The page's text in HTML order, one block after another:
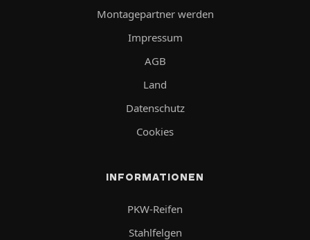
Montagepartner werden
Impressum
AGB
Land
Datenschutz
Cookies
INFORMATIONEN
PKW-Reifen
Stahlfelgen